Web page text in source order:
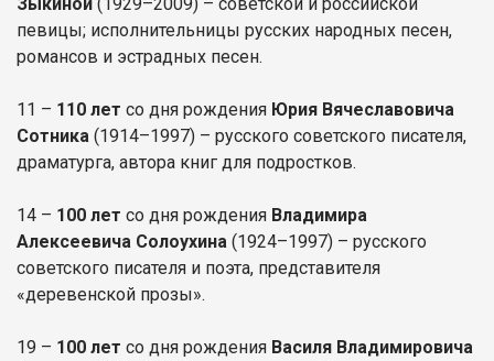
певицы; исполнительницы русских народных песен,
романсов и эстрадных песен.
11 – 110 лет со дня рождения Юрия Вячеславовича
Сотника (1914–1997) – русского советского писателя,
драматурга, автора книг для подростков.
14 – 100 лет со дня рождения Владимира
Алексеевича Солоухина (1924–1997) – русского
советского писателя и поэта, представителя
«деревенской прозы».
19 – 100 лет со дня рождения Василя Владимировича